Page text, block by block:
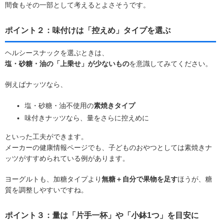
間食もその一部として考えるとよさそうです。
ポイント２：味付けは「控えめ」タイプを選ぶ
ヘルシースナックを選ぶときは、
塩・砂糖・油の「上乗せ」が少ないものを意識してみてください。
例えばナッツなら、
塩・砂糖・油不使用の素焼きタイプ
味付きナッツなら、量をさらに控えめに
といった工夫ができます。
メーカーの健康情報ページでも、子どものおやつとしては素焼きナ
ッツがすすめられている例があります。
ヨーグルトも、加糖タイプより無糖＋自分で果物を足すほうが、糖
質を調整しやすいですね。
ポイント３：量は「片手一杯」や「小鉢1つ」を目安に